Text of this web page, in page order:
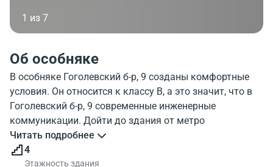
1 из 7
Об особняке
В особняке Гоголевский б-р, 9 созданы комфортные
условия. Он относится к классу B, а это значит, что в
Гоголевский б-р, 9 современные инженерные
коммуникации. Дойти до здания от метро
Кропоткинская можно за несколько минут. Этажность
здания - 2 этажа. Можно воспользоваться паркингом.
Посмотрите фото особняка Gogolevsky 9. На карте
Читать подробнее
4
Этажность здания